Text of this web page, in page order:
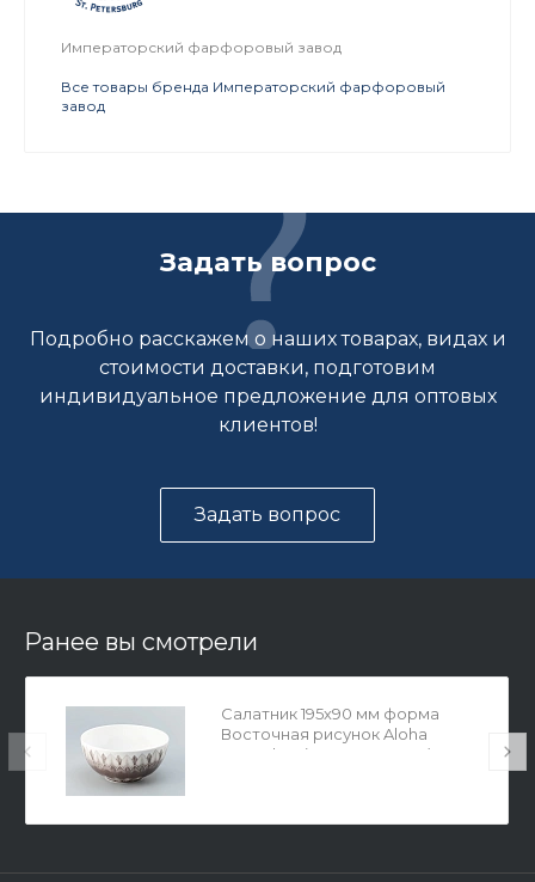
Императорский фарфоровый завод
Все товары бренда Императорский фарфоровый
завод
Задать вопрос
Подробно расскажем о наших товарах, видах и
стоимости доставки, подготовим
индивидуальное предложение для оптовых
клиентов!
Задать вопрос
Ранее вы смотрели
Салатник 195х90 мм форма
Восточная рисунок Aloha
Bungalow (Алоха Бунгало), арт.